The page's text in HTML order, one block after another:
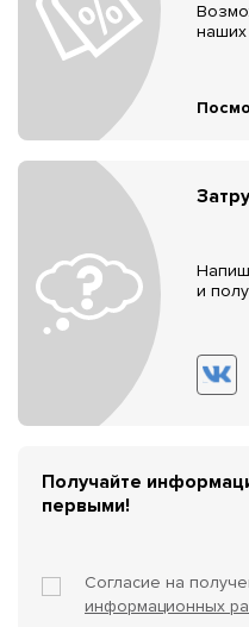
наших
и
Получайте
первыми!
Согласие на
информационных